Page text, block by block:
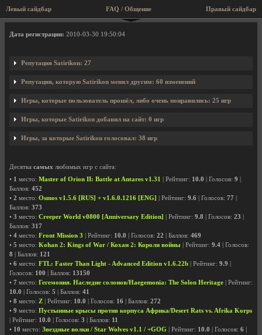
Левый сайдбар Правый сайдбар
FAQ / Общение
Профиль пользователя Satirikon
Дата регистрации: 2010-03-30 19:50:04
Репутация Satirikon: 27
Репутация, которую Satirikon менял другим: 60 изменений
Игры, которые пользователь прошёл, либо очень понравились: 25 игр
Игры, которые Satirikon добавил на сайт: 0 игр
Игры, за которые Satirikon голосовал: 38 игр
Десятка самых любимых игр с сайта:
• 1 место: Master of Orion II: Battle at Antares v1.31 | Рейтинг: 10.0 | Голосов: 9
Баллов: 452
• 2 место: Osmos v1.5.6 [RUS] + v1.6.0.1216 [ENG] | Рейтинг: 9.6 | Голосов: 77
Баллов: 373
• 3 место: Creeper World v0800 [Anniversary Edition] | Рейтинг: 9.8 | Голосов: 23
Баллов: 317
• 4 место: Front Mission 3 | Рейтинг: 10.0 | Голосов: 22 | Баллов: 469
• 5 место: Kohan 2: Kings of War / Кохан 2: Короли войны | Рейтинг: 9.4 | Голосов:
8 | Баллов: 121
• 6 место: FTL: Faster Than Light - Advanced Edition v1.6.22b | Рейтинг: 9.9
Голосов: 100 | Баллов: 13150
• 7 место: Гегемония. Наследие солонов/Haegemonia: The Solon Heritage | Рейтинг:
10.0 | Голосов: 5 | Баллов: 41
• 8 место: Z | Рейтинг: 10.0 | Голосов: 16 | Баллов: 272
• 9 место: Пустынные крысы против корпуса Африка/Desert Rats vs. Afrika Korps
| Рейтинг: 10.0 | Голосов: 3 | Баллов: 11
• 10 место: Звездные волки / Star Wolves v1.1 / +GOG | Рейтинг: 10.0 | Голосов: 6